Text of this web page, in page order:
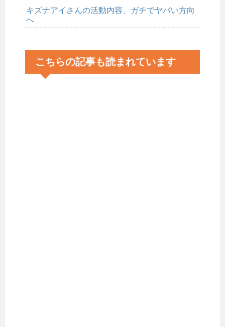
キズナアイさんの活動内容、ガチでヤバい方向
へ
こちらの記事も読まれています